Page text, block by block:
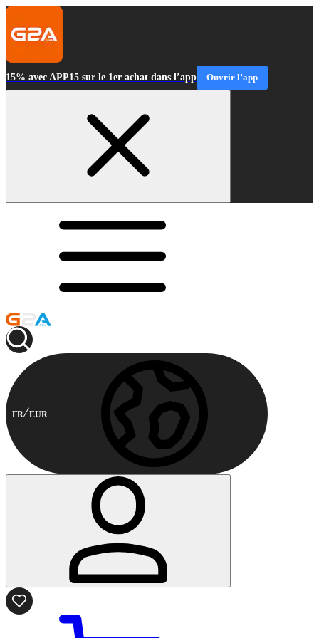
15% avec APP15 sur le 1er achat dans l’app Ouvrir l’app
FR EUR